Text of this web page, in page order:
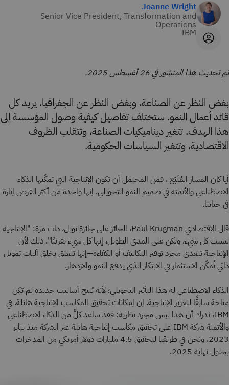
Joanne Wright
Senior Vice President, Transformation and
Operations
IBM
تم تحديث هذا المنشور في 26 أغسطس 2025.
بغض النظر عن الصناعة، وبغض النظر عن الجغرافيا، يريد كل
قائد أعمال النمو. ستختلف تفاصيل كيفية وصول المؤسسة إلى
هذا الهدف. تتغير ديناميكيات الصناعة، وتتقلب الظروف
الاقتصادية، وتتغير السياسات الحكومية.
أيا كان المسار المُتَبَع ، فمن المحتمل أن تكون الإنتاجية التي تمكّنها الذكاء
الاصطناعي والأتمتة في صميم النمو التحويلي. إنها واحدة من أكثر الفرص إثارة
في حياتنا.
قال الاقتصادي Paul Krugman، الحائز على جائزة نوبل، ذات مرة: "الإنتاجية
ليست كل شيء، ولكن على المدى الطويل، إنها كل شيء تقريبًا". ذلك لأن
الإنتاجية تتعدى مجرد توفير التكاليف أو الكفاءة—إنها تتعلق بخلق آليات تمويل
ذاتي تُمكّن الاستثمار في الابتكار الذي يدفع النمو والازدهار.
الذكاء الاصطناعي له هذا التأثير التحويلي؛ لأنه يُتيح أساليب جديدة لم تكن
متاحة سابقًا لتعزيز الإنتاجية. إن إمكانات تحقيق المكاسب الإنتاجية هائلة. في
IBM، ندرك أن هذا ليس مجرد نظرية: فقد ساعد كلٌّ من الذكاء الاصطناعي
والأتمتة شركة IBM على تحقيق مكاسب إنتاجية هائلة عبر الشركة منذ يناير
2023، ونحن في طريقنا لتحقيق 4.5 مليارات دولار أمريكي من المدخرات
بحلول نهاية 2025.